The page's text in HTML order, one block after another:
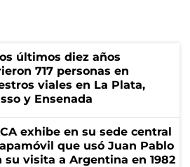
últimos diez años
717 personas en
viales en La Plata,
y Ensenada
exhibe en su sede central
que usó Juan Pablo
su visita a Argentina en 1982